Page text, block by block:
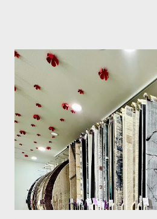
kinh tế. Chính vì vậy, việc lựa chọn
Thảm lót sàn cho ghế sofa có kích
rộng. Đòi hỏi phải mang lại vẻ đẹp
điều hết sức quan trọng đó chính là
của chủ nhân. Mẫu thảm lót sàn cỡ
phòng ăn - Thảm Lông Xù -Thổ Nhĩ
Mẫu thảm sofa phòng khách lớn mã
lượng trung bình hơn 3,2kg/m2,